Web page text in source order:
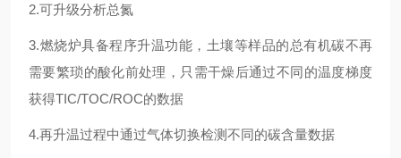
2.可升级分析总氮
3.燃烧炉具备程序升温功能，土壤等样品的总有机碳不再
需要繁琐的酸化前处理，只需干燥后通过不同的温度梯度
获得TIC/TOC/ROC的数据
4.再升温过程中通过气体切换检测不同的碳含量数据